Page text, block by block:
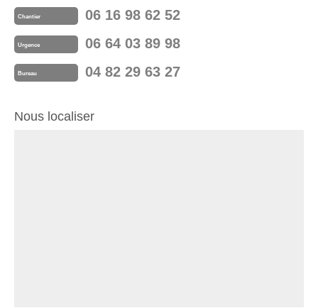
Chantier 06 16 98 62 52
Urgence 06 64 03 89 98
Bureau 04 82 29 63 27
Nous localiser